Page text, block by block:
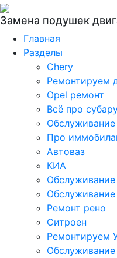
Замена подушек
Главная
Разделы
Chery
Ремонтируем
Opel ремонт
Всё про
Обслуживание
Про
Автоваз
КИА
Ремонт рено
Ситроен
Ремонтируем
Обслуживание